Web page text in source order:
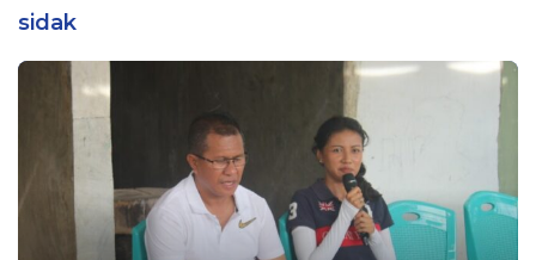
sidak